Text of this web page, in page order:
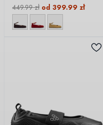
449.99zł od 399.99 zł